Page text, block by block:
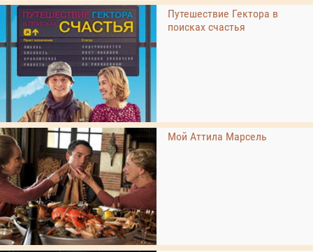
Путешествие Гектора в
поисках счастья
Мой Аттила Марсель